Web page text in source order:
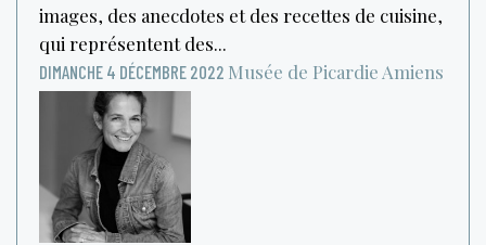
images, des anecdotes et des recettes de cuisine,
qui représentent des...
DIMANCHE 4 DÉCEMBRE 2022 Musée de Picardie Amiens